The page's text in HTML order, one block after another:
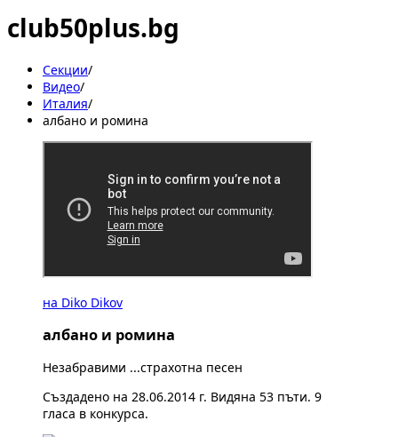
club50plus.bg
Секции/
Видеo/
Италия/
албано и ромина
на Diko Dikov
албано и ромина
Незабравими ...страхотна песен
Създадено на 28.06.2014 г. Видяна 53 пъти. 9
гласа в конкурса.